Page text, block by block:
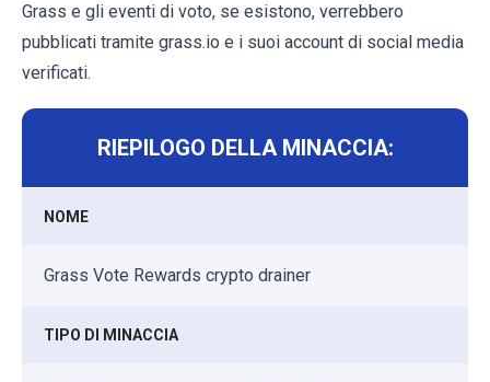
Grass e gli eventi di voto, se esistono, verrebbero
pubblicati tramite grass.io e i suoi account di social media
verificati.
RIEPILOGO DELLA MINACCIA:
NOME
Grass Vote Rewards crypto drainer
TIPO DI MINACCIA